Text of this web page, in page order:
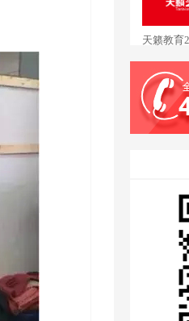
天籁教育
专业黄同
学